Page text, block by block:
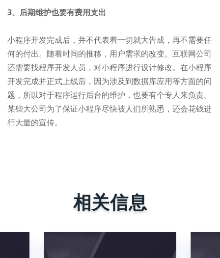
3、后期维护也要有费用支出
小程序开发完成后，并不代表着一切就大告成，再不需要任
何的付出。随着时间的推移，用户需求的改变。互联网公司
还需要找程序开发人员，对小程序进行设计修改。在小程序
开发完成并正式上线后，因为涉及到数据库应用等方面的问
题，所以对于程序运行后台的维护，也要有个专人来负责。
某些大公司为了保证小程序尽快被人们所熟悉，还会花钱进
行大量的宣传。
相关信息